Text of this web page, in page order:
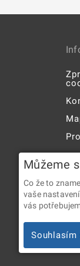
Můžeme
Co že to
vaše
vás
Souhlasím